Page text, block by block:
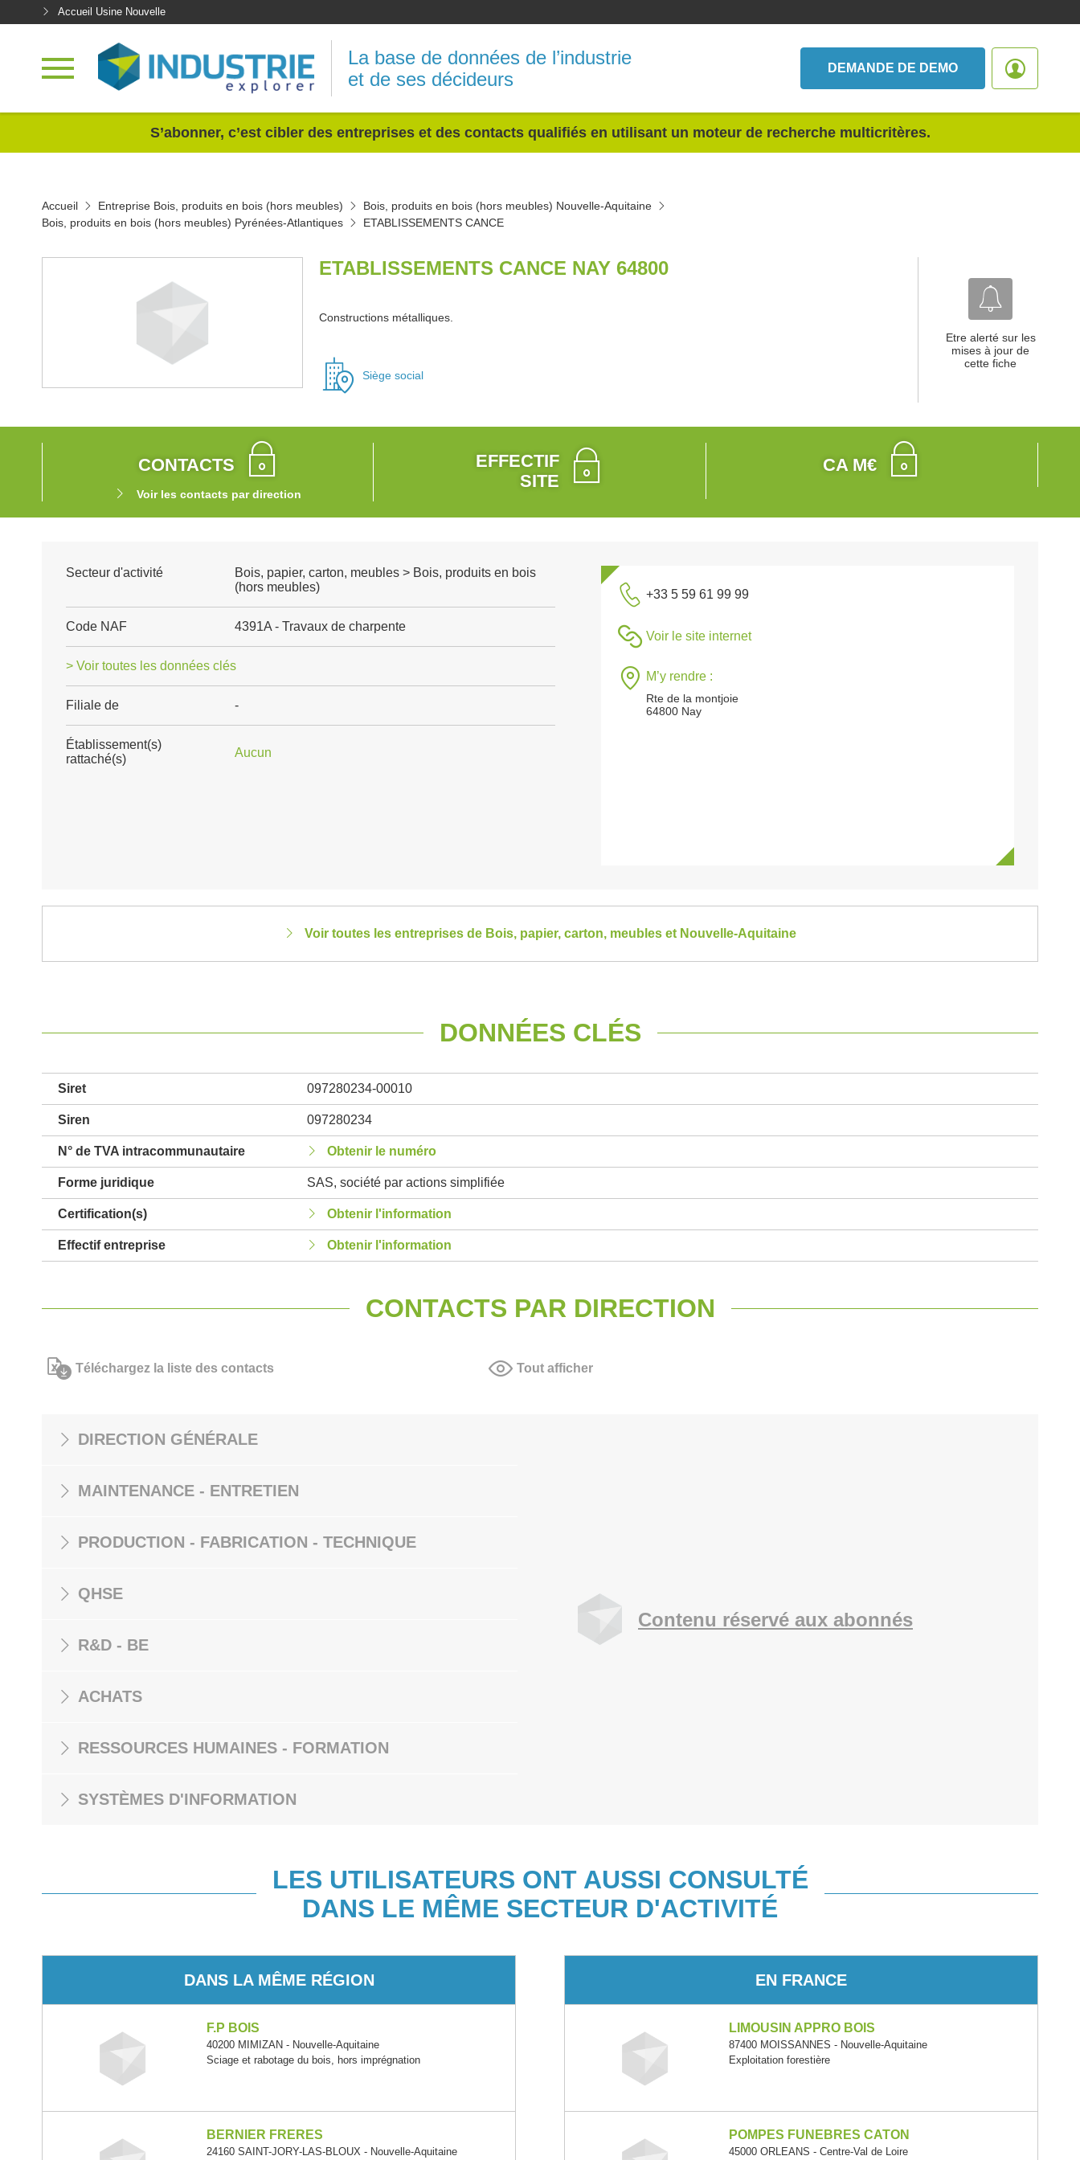
Accueil Usine Nouvelle
La base de données de l’industrie
et de ses décideurs
DEMANDE DE DEMO
S’abonner, c’est cibler des entreprises et des contacts qualifiés en utilisant un moteur de recherche multicritères.
Accueil Entreprise Bois, produits en bois (hors meubles)
Bois, produits en bois (hors meubles) Nouvelle-Aquitaine
Bois, produits en bois (hors meubles) Pyrénées-Atlantiques
ETABLISSEMENTS CANCE
ETABLISSEMENTS CANCE NAY 64800
Constructions métalliques.
Siège social
Etre alerté sur les
mises à jour de
cette fiche
CONTACTS
Voir les contacts par direction
EFFECTIF
SITE
CA M€
Secteur d'activité
Bois, papier, carton, meubles > Bois, produits en bois
(hors meubles)
Code NAF 4391A - Travaux de charpente
> Voir toutes les données clés
Filiale de -
Établissement(s)
rattaché(s)
Aucun
+33 5 59 61 99 99
Voir le site internet
M’y rendre :
Rte de la montjoie
64800 Nay
Voir toutes les entreprises de Bois, papier, carton, meubles et Nouvelle-Aquitaine
DONNÉES CLÉS
Siret 097280234-00010
Siren 097280234
N° de TVA intracommunautaire Obtenir le numéro
Forme juridique SAS, société par actions simplifiée
Certification(s) Obtenir l'information
Effectif entreprise Obtenir l'information
CONTACTS PAR DIRECTION
Téléchargez la liste des contacts Tout afficher
DIRECTION GÉNÉRALE
MAINTENANCE - ENTRETIEN
PRODUCTION - FABRICATION - TECHNIQUE
QHSE
R&D - BE
ACHATS
RESSOURCES HUMAINES - FORMATION
SYSTÈMES D'INFORMATION
Contenu réservé aux abonnés
LES UTILISATEURS ONT AUSSI CONSULTÉ
DANS LE MÊME SECTEUR D'ACTIVITÉ
DANS LA MÊME RÉGION
F.P BOIS
40200 MIMIZAN - Nouvelle-Aquitaine
Sciage et rabotage du bois, hors imprégnation
BERNIER FRERES
24160 SAINT-JORY-LAS-BLOUX - Nouvelle-Aquitaine
EN FRANCE
LIMOUSIN APPRO BOIS
87400 MOISSANNES - Nouvelle-Aquitaine
Exploitation forestière
POMPES FUNEBRES CATON
45000 ORLEANS - Centre-Val de Loire